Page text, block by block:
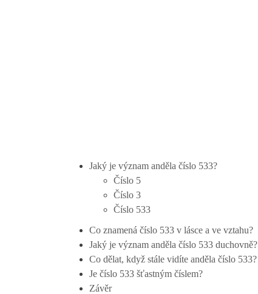
Jaký je význam anděla číslo 533?
Číslo 5
Číslo 3
Číslo 533
Co znamená číslo 533 v lásce a ve vztahu?
Jaký je význam anděla číslo 533 duchovně?
Co dělat, když stále vidíte anděla číslo 533?
Je číslo 533 šťastným číslem?
Závěr